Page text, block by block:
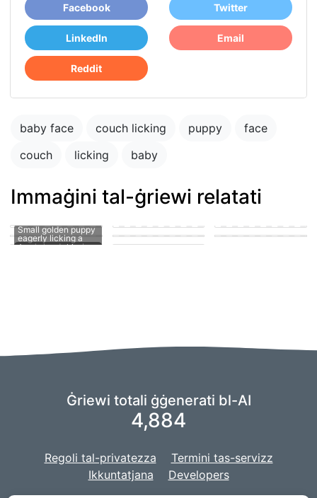
Facebook Twitter
LinkedIn Email
Reddit
baby face couch licking puppy
face
couch
licking baby
Immaġini tal-ġriewi relatati
puppy in the park
playing with other
suck
cute puppy getting
his knot sucked
Small golden puppy
eagerly licking a
man's hard member
A puppy sucking on
a man's penis
Puppy fucking a girl
Ġriewi totali ġġenerati bl-AI
4,884
Regoli tal-privatezza
Termini tas-servizz
Ikkuntatjana
Developers